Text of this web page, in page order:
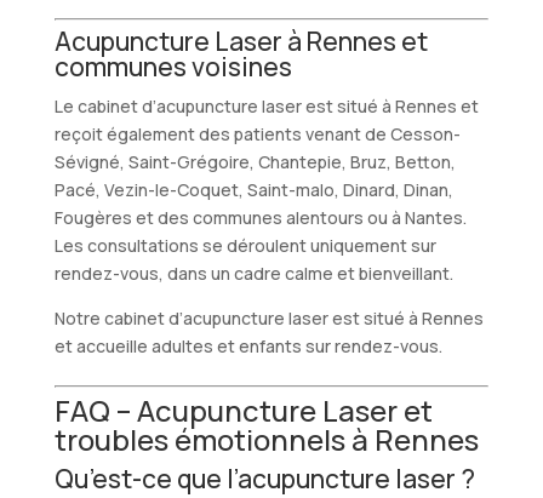
Acupuncture Laser à Rennes et
communes voisines
Le cabinet d’acupuncture laser est situé à Rennes et
reçoit également des patients venant de Cesson-
Sévigné, Saint-Grégoire, Chantepie, Bruz, Betton,
Pacé, Vezin-le-Coquet, Saint-malo, Dinard, Dinan,
Fougères et des communes alentours ou à Nantes.
Les consultations se déroulent uniquement sur
rendez-vous, dans un cadre calme et bienveillant.
Notre cabinet d’acupuncture laser est situé à Rennes
et accueille adultes et enfants sur rendez-vous.
FAQ – Acupuncture Laser et
troubles émotionnels à Rennes
Qu’est-ce que l’acupuncture laser ?